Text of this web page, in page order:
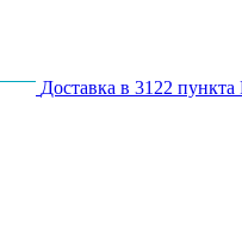
Доставка в 3122